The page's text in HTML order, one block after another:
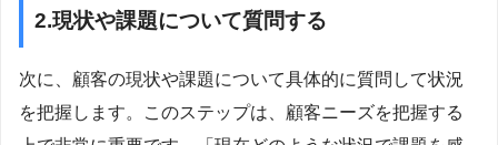
2.現状や課題について質問する
次に、顧客の現状や課題について具体的に質問して状況
を把握します。このステップは、顧客ニーズを把握する